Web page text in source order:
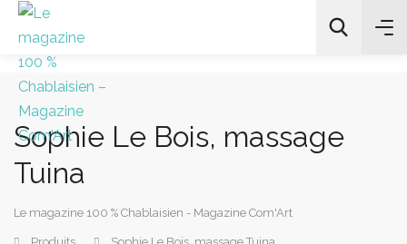
All Categories
Sophie Le Bois, massage
Tuina
Le magazine 100 % Chablaisien - Magazine Com'Art